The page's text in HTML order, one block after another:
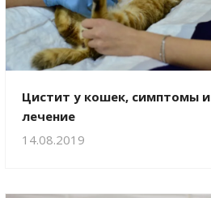
Цистит у кошек, симптомы и
лечение
14.08.2019